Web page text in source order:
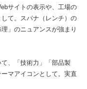
サイトの表示や、工場の
て。スパナ（レンチ）の
」のニュアンスが強まり
、「技術力」「部品製
マアイコンとして。実直